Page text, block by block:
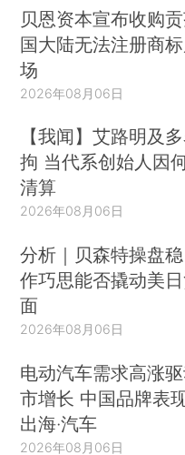
贝恩资本宣布收购
国大陆无法注册商
场
2026年08月06日
【我闻】艾路明及
拘 当代系创始人因
清算
2026年08月06日
分析｜贝森特操盘
作巧思能否撬动美
面
2026年08月06日
电动汽车需求高涨
市增长 中国品牌表
出海·汽车
2026年08月06日